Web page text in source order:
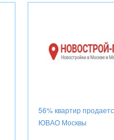
56% квартир
ЮВАО Москвы